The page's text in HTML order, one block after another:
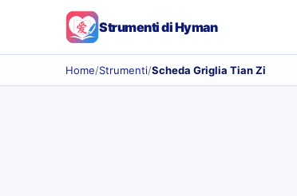
Strumenti di Hyman
Home/Strumenti/Scheda Griglia Tian Zi